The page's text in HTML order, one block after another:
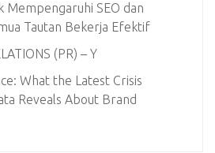
Mempengaruhi SEO dan
Tautan Bekerja Efektif
(PR) – Y
What the Latest Crisis
Reveals About Brand